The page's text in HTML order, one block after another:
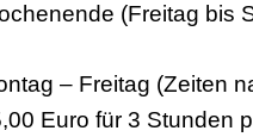
(Freitag bis
– Freitag (Zeiten
Euro für 3 Stunden